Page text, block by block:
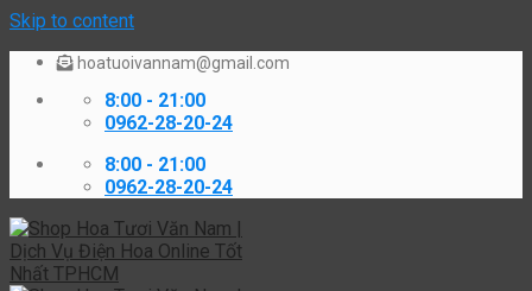
Skip to content
hoatuoivannam@gmail.com
8:00 - 21:00
0962-28-20-24
8:00 - 21:00
0962-28-20-24